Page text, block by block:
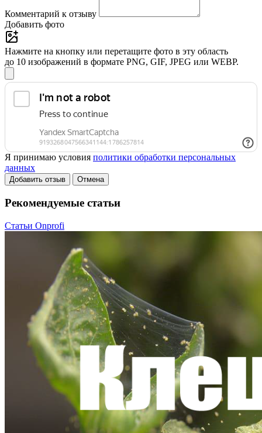
Комментарий к отзыву
Добавить фото
Нажмите на кнопку или перетащите фото в эту область
до 10 изображений в формате PNG, GIF, JPEG или WEBP.
Я принимаю условия политики обработки персональных
данных
Добавить отзыв Отмена
Рекомендуемые статьи
Статьи Onprofi